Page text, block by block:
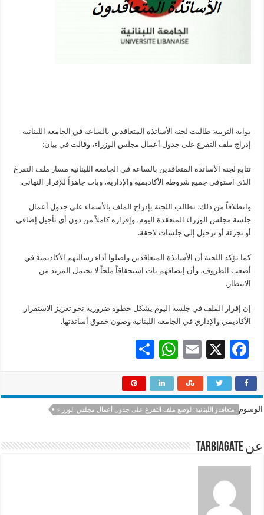
بوابة التربية: طالبت لجنة الأساتذة المتعاقدين بالساعة في الجامعة اللبنانية
إدراج ملف التفرغ على جدول أعمال مجلس الوزراء، وقالت في بيان:
تتابع لجنة الأساتذة المتعاقدين بالساعة في الجامعة اللبنانية مسار ملف التفرغ
الذي استوفى جميع شروطه الأكاديمية والإدارية، وبات جاهزاً للإقرار النهائي.
وانطلاقاً من ذلك، تطالب اللجنة بإدراج الملف بالأسماء على جدول أعمال
جلسة مجلس الوزراء المنعقدة اليوم، وإقراره كاملاً من دون أي تأجيل إضافي
أو تجزئة أو ترحيل إلى جلسات لاحقة.
كما تؤكد اللجنة أن الأساتذة المتعاقدين واصلوا أداء رسالتهم الأكاديمية في
أصعب الظروف، وأن إنصافهم بات استحقاقاً ملحاً لا يحتمل المزيد من
الانتظار.
إن إقرار الملف في جلسة اليوم يشكل خطوة ضرورية نحو تعزيز الاستقرار
الأكاديمي والإداري في الجامعة اللبنانية وصون حقوق أساتذتها.
F
e
b
o
k
X
E
ai
l
W
at
sA
p
ar
e
الوسوم متعاقدو اللبنانية: لوضع ملف التفرغ على جدول أعمال مجلس الوزراء
عن tarbiagate